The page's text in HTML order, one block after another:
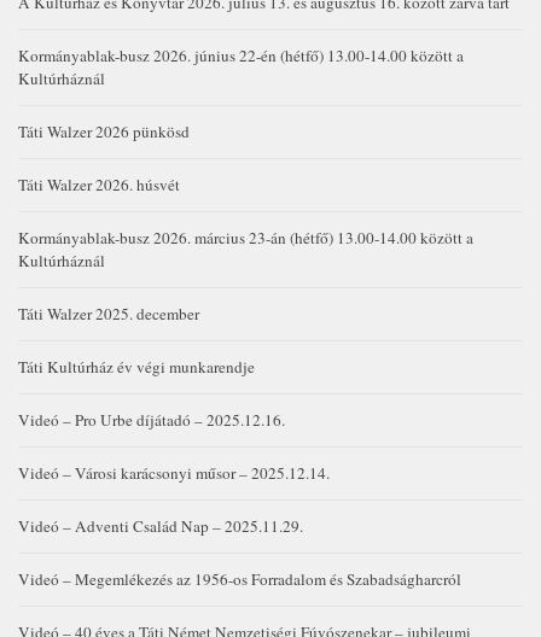
Kormányablak-busz 2026. június 22-én (hétfő) 13.00-14.00 között a
Kultúrháznál
Táti Walzer 2026 pünkösd
Táti Walzer 2026. húsvét
Kormányablak-busz 2026. március 23-án (hétfő) 13.00-14.00 között a
Kultúrháznál
Táti Walzer 2025. december
Táti Kultúrház év végi munkarendje
Videó – Pro Urbe díjátadó – 2025.12.16.
Videó – Városi karácsonyi műsor – 2025.12.14.
Videó – Adventi Család Nap – 2025.11.29.
Videó – Megemlékezés az 1956-os Forradalom és Szabadságharcról
Videó – 40 éves a Táti Német Nemzetiségi Fúvószenekar – jubileumi